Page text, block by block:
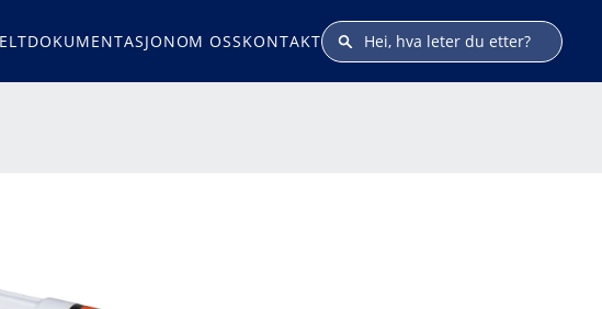
DOKUMENTASJONOM OSSKONTAKT